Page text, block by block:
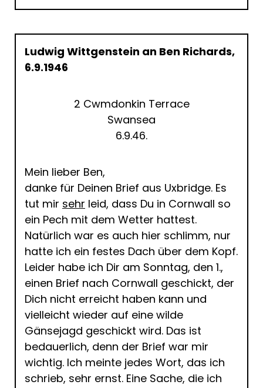
Ludwig Wittgenstein an Ben Richards,
6.9.1946
2 Cwmdonkin Terrace
Swansea
6.9.46.
Mein lieber Ben,
danke für Deinen Brief aus Uxbridge. Es
tut mir sehr leid, dass Du in Cornwall so
ein Pech mit dem Wetter hattest.
Natürlich war es auch hier schlimm, nur
hatte ich ein festes Dach über dem Kopf.
Leider habe ich Dir am Sonntag, den 1.,
einen Brief nach Cornwall geschickt, der
Dich nicht erreicht haben kann und
vielleicht wieder auf eine wilde
Gänsejagd geschickt wird. Das ist
bedauerlich, denn der Brief war mir
wichtig. Ich meinte jedes Wort, das ich
schrieb, sehr ernst. Eine Sache, die ich